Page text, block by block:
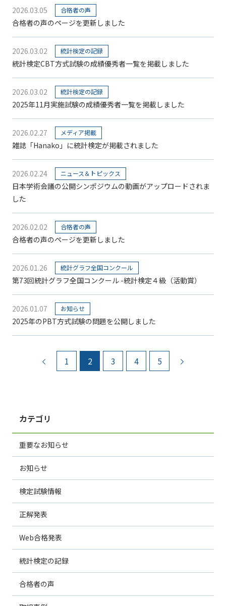
2026.03.05 合格者の声
合格者の声のページを更新しました
2026.03.02 統計検定の記録
統計検定CBT方式試験の成績優秀者一覧を掲載しました
2026.03.02 統計検定の記録
2025年11月実施試験の成績優秀者一覧を掲載しました
2026.02.27 メディア掲載
雑誌「Hanako」に統計検定が掲載されました
2026.02.24 ニュース＆トピックス
日本学術会議の公開シンポジウムの動画がアップロードされま
した
2026.02.02 合格者の声
合格者の声のページを更新しました
2026.01.26 統計グラフ全国コンクール
第73回統計グラフ全国コンクール -統計検定４級（活動賞）
2026.01.07 お知らせ
2025年のPBT方式試験の問題を公開しました
前のページ
1 2 3 4 5 次のページ
カテゴリ
重要なお知らせ
お知らせ
検定試験情報
正解発表
Web合格発表
統計検定の記録
合格者の声